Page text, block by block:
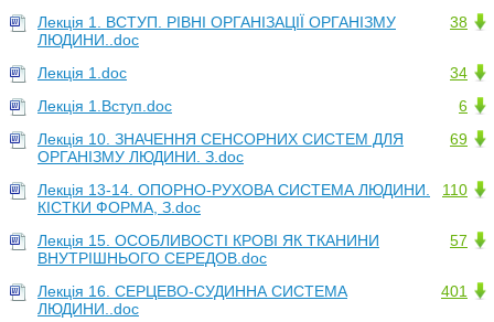
38
Лекція 1. ВСТУП. РІВНІ ОРГАНІЗАЦІЇ ОРГАНІЗМУ
ЛЮДИНИ..doc
34
Лекція 1.doc
6
Лекція 1.Вступ.doc
69
Лекція 10. ЗНАЧЕННЯ СЕНСОРНИХ СИСТЕМ ДЛЯ
ОРГАНІЗМУ ЛЮДИНИ. З.doc
110
Лекція 13-14. ОПОРНО-РУХОВА СИСТЕМА ЛЮДИНИ.
КІСТКИ ФОРМА, З.doc
57
Лекція 15. ОСОБЛИВОСТІ КРОВІ ЯК ТКАНИНИ
ВНУТРІШНЬОГО СЕРЕДОВ.doc
401
Лекція 16. СЕРЦЕВО-СУДИННА СИСТЕМА
ЛЮДИНИ..doc